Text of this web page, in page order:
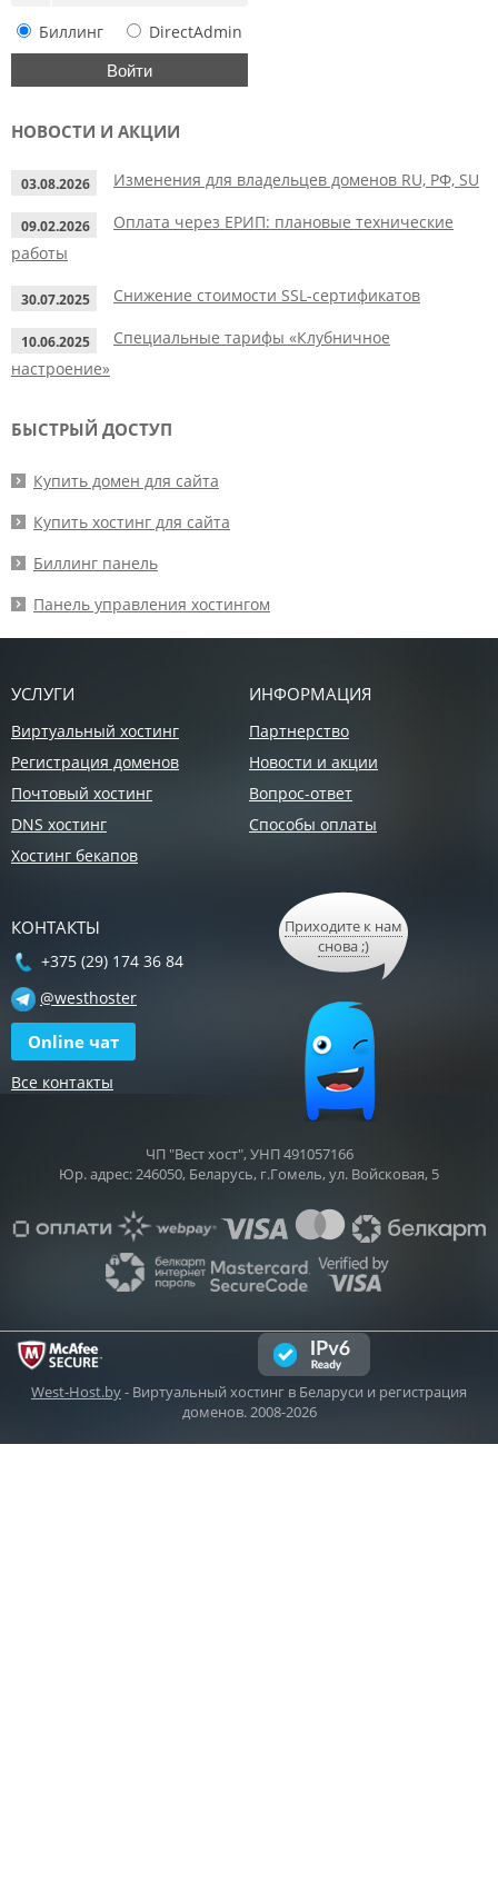
Биллинг DirectAdmin
НОВОСТИ И АКЦИИ
03.08.2026 Изменения для владельцев доменов RU, РФ, SU
09.02.2026
Оплата через ЕРИП: плановые технические
работы
30.07.2025 Снижение стоимости SSL-сертификатов
10.06.2025
Специальные тарифы «Клубничное
настроение»
БЫСТРЫЙ ДОСТУП
Купить домен для сайта
Купить хостинг для сайта
Биллинг панель
Панель управления хостингом
УСЛУГИ
Виртуальный хостинг
Регистрация доменов
Почтовый хостинг
DNS хостинг
Хостинг бекапов
ИНФОРМАЦИЯ
Партнерство
Новости и акции
Вопрос-ответ
Способы оплаты
КОНТАКТЫ
+375 (29) 174 36 84
@westhoster
Online чат
Все контакты
Приходите к нам
снова ;)
ЧП "Вест хост", УНП 491057166
Юр. адрес: 246050, Беларусь, г.Гомель, ул. Войсковая, 5
West-Host.by- Виртуальный хостинг в Беларуси и регистрация
доменов. 2008-2026